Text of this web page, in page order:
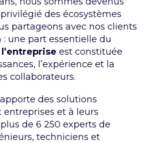
des écosystèmes
partageons avec nos clients
une part essentielle du
l’entreprise est constituée
l’expérience et la
collaborateurs.
des solutions
et à leurs
de 6 250 experts de
techniciens et